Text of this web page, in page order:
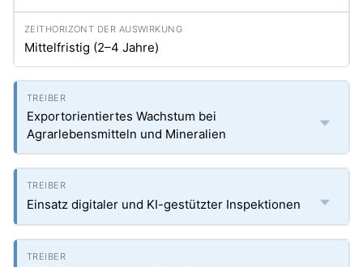
Mittelfristig (2–4 Jahre)
Exportorientiertes Wachstum bei
Agrarlebensmitteln und Mineralien
Einsatz digitaler und KI-gestützter Inspektionen